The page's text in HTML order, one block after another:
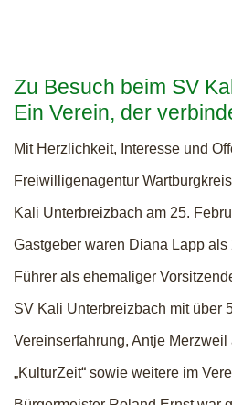
Zu Besuch beim SV
Ein Verein, der
Mit Herzlichkeit, Interesse und
Freiwilligenagentur
Kali Unterbreizbach am 25.
Gastgeber waren Diana Lapp
Führer als ehemaliger
SV Kali Unterbreizbach mit über
Vereinserfahrung, Antje
„KulturZeit“ sowie weitere im